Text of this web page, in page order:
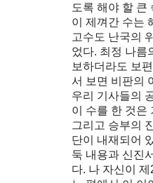
도록 해야 할 큰
이 제껴간 수는
고수도 난국의
었다. 최정 나름
보하더라도 보
서 보면 비판의
우리 기사들의
이 수를 한 것은
그리고 승부의
단이 내재되어
둑 내용과 신진
다. 나 자신이